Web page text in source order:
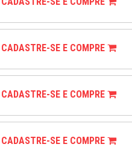
CADASTRE-SE E COMPRE
CADASTRE-SE E COMPRE
CADASTRE-SE E COMPRE